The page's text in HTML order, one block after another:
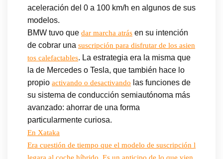
aceleración del 0 a 100 km/h en algunos de sus
modelos.
BMW tuvo que dar marcha atrás en su intención
de cobrar una suscripción para disfrutar de los asien
tos calefactables. La estrategia era la misma que
la de Mercedes o Tesla, que también hace lo
propio activando o desactivando las funciones de
su sistema de conducción semiautónoma más
avanzado: ahorrar de una forma
particularmente curiosa.
En Xataka
Era cuestión de tiempo que el modelo de suscripción l
legara al coche híbrido. Es un anticipo de lo que vien